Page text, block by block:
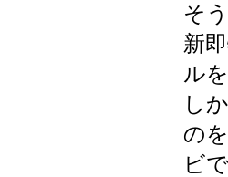
そ
新
ル
し
の
ビ